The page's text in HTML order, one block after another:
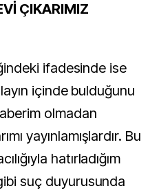
ÇIKARIMIZ
ifadesinde ise
içinde bulduğunu
olmadan
yayınlamışlardır. Bu
hatırladığım
suç duyurusunda